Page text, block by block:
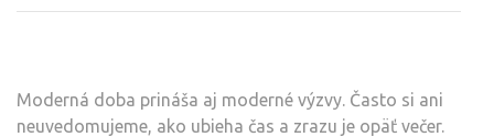
Moderná doba prináša aj moderné výzvy. Často si ani
neuvedomujeme, ako ubieha čas a zrazu je opäť večer.